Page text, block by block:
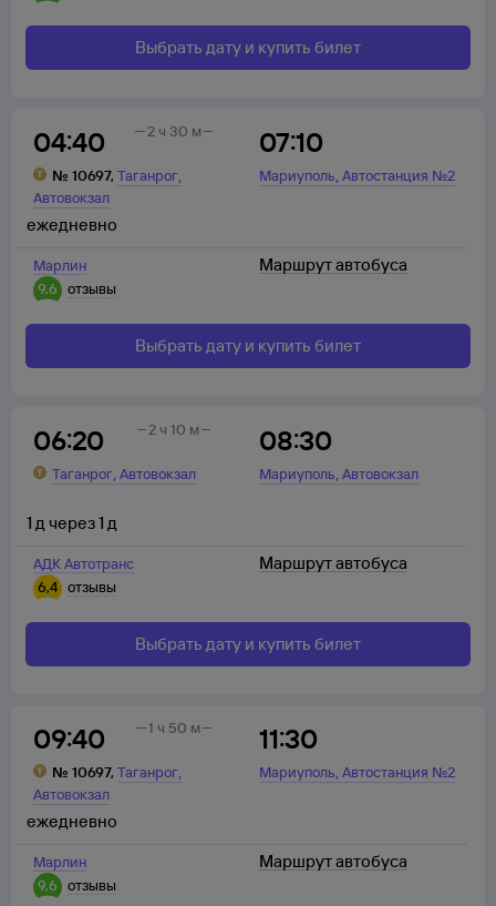
Выбрать дату и купить билет
04:40
№ 10697, Таганрог,
Автовокзал
07:10
Мариуполь,Автостанция №2
2 ч 30 м
Марлин
9,6
отзывы
ежедневно
Маршрут автобуса
Выбрать дату и купить билет
06:20
Таганрог,Автовокзал
08:30
Мариуполь,Автовокзал
2 ч 10 м
АДК Автотранс
6,4 отзывы
1 д через1 д
Маршрут автобуса
Выбрать дату и купить билет
09:40
№ 10697, Таганрог,
Автовокзал
11:30
Мариуполь,Автостанция №2
1 ч 50 м
Марлин
9,6
отзывы
ежедневно
Маршрут автобуса